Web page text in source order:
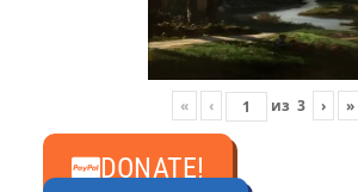
« ‹ из 3 › »
DONATE!